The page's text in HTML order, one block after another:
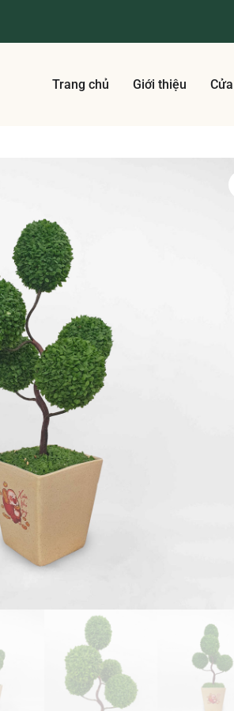
Trang chủ Giới thiệu